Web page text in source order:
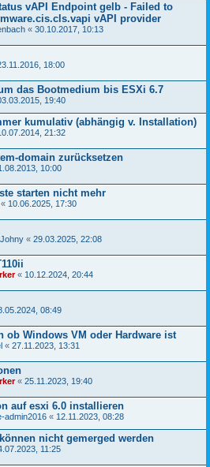
vAPI Endpoint gelb - Failed to
vAPI provider
« 30.10.2017, 10:13
18:00
das Bootmedium bis ESXi 6.7
19:40
kumulativ (abhängig v. Installation)
21:32
domain zurücksetzen
10:00
starten nicht mehr
« 10.06.2025, 17:30
« 29.03.2025, 22:08
« 10.12.2024, 20:44
08:49
ob Windows VM oder Hardware ist
« 27.11.2023, 13:31
« 25.11.2023, 19:40
auf esxi 6.0 installieren
admin2016 « 12.11.2023, 08:28
nicht gemerged werden
11:25